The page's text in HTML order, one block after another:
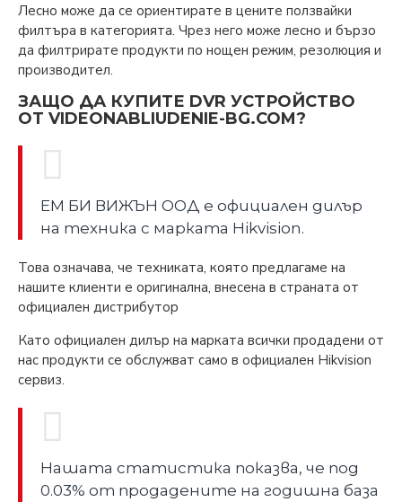
Лесно може да се ориентирате в цените ползвайки
филтъра в категорията. Чрез него може лесно и бързо
да филтрирате продукти по нощен режим, резолюция и
производител.
ЗАЩО ДА КУПИТЕ DVR УСТРОЙСТВО
ОТ VIDEONABLIUDENIE-BG.COM?
ЕМ БИ ВИЖЪН ООД е официален дилър
на техника с марката Hikvision.
Това означава, че техниката, която предлагаме на
нашите клиенти е оригинална, внесена в страната от
официален дистрибутор
Като официален дилър на марката всички продадени от
нас продукти се обслужват само в официален Hikvision
сервиз.
Нашата статистика показва, че под
0.03% от продадените на годишна база